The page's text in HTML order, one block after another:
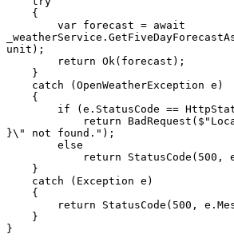
unit);
}\" not found.");
}